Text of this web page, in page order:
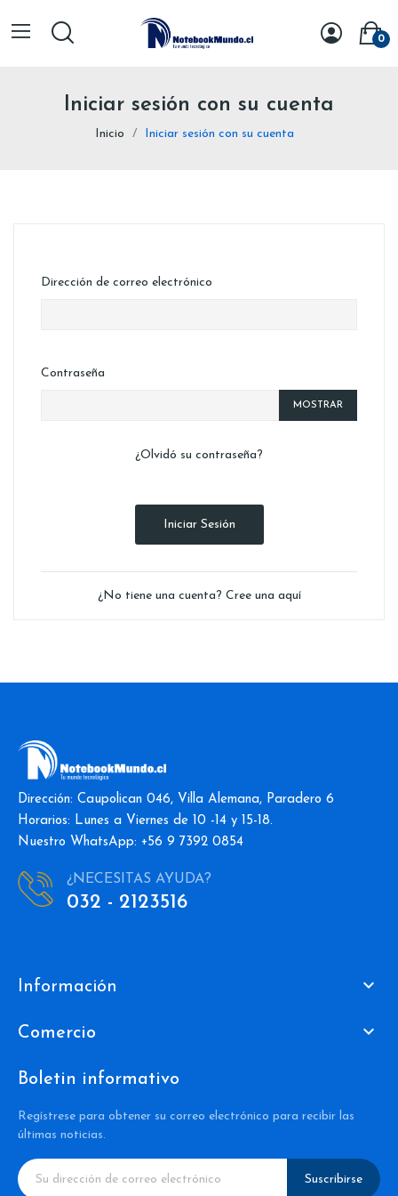
0
Iniciar sesión con su cuenta
Inicio Iniciar sesión con su cuenta
Dirección de correo electrónico
Contraseña
MOSTRAR
¿Olvidó su contraseña?
Iniciar Sesión
¿No tiene una cuenta? Cree una aquí
Dirección: Caupolican 046, Villa Alemana, Paradero 6
Horarios: Lunes a Viernes de 10 -14 y 15-18.
Nuestro WhatsApp: +56 9 7392 0854
¿NECESITAS AYUDA?
032 - 2123516
Información 
Comercio 
Boletin informativo
Regístrese para obtener su correo electrónico para recibir las
últimas noticias.
Suscribirse